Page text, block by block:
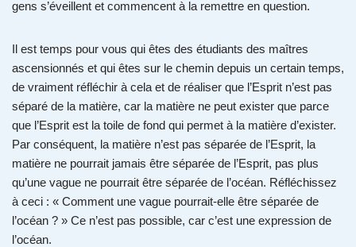
gens s’éveillent et commencent à la remettre en question.
Il est temps pour vous qui êtes des étudiants des maîtres
ascensionnés et qui êtes sur le chemin depuis un certain temps,
de vraiment réfléchir à cela et de réaliser que l’Esprit n’est pas
séparé de la matière, car la matière ne peut exister que parce
que l’Esprit est la toile de fond qui permet à la matière d’exister.
Par conséquent, la matière n’est pas séparée de l’Esprit, la
matière ne pourrait jamais être séparée de l’Esprit, pas plus
qu’une vague ne pourrait être séparée de l’océan. Réfléchissez
à ceci : « Comment une vague pourrait-elle être séparée de
l’océan ? » Ce n’est pas possible, car c’est une expression de
l’océan.